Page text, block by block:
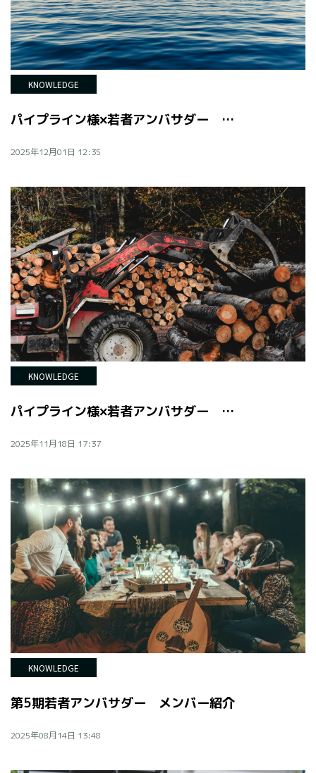
KNOWLEDGE
パイプライン様×若者アンバサダー 第2回共創対話
2025年12月01日 12:35
KNOWLEDGE
パイプライン様×若者アンバサダー 共創対話
2025年11月18日 17:37
KNOWLEDGE
第5期若者アンバサダー メンバー紹介
2025年08月14日 13:48